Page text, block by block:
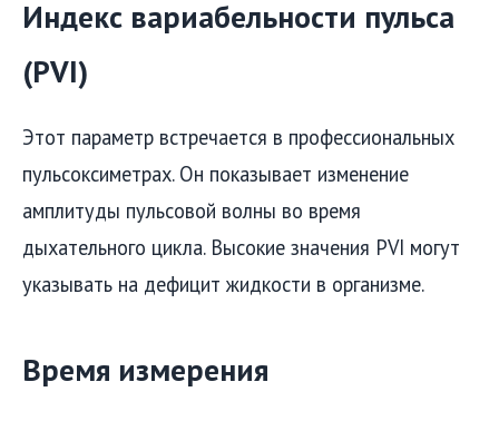
Индекс вариабельности пульса
(PVI)
Этот параметр встречается в профессиональных
пульсоксиметрах. Он показывает изменение
амплитуды пульсовой волны во время
дыхательного цикла. Высокие значения PVI могут
указывать на дефицит жидкости в организме.
Время измерения